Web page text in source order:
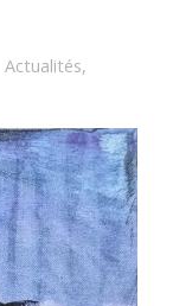
Actualités,